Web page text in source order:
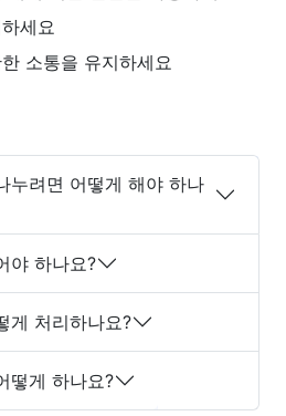
세요
소통을 유지하세요
누려면 어떻게 해야 하나
야 하나요?
게 처리하나요?
떻게 하나요?